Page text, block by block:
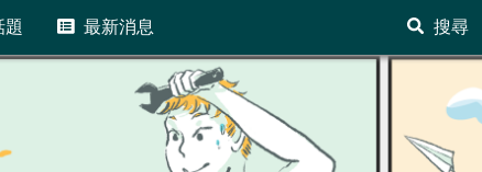
題 最新消息 搜尋